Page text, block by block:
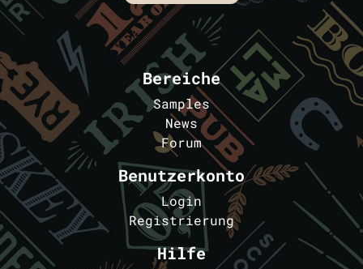
Bereiche
Samples
News
Forum
Benutzerkonto
Login
Registrierung
Hilfe